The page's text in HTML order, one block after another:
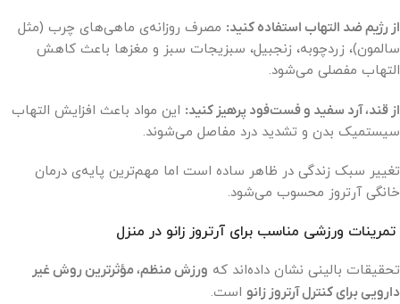
از رژیم ضد التهاب استفاده کنید: مصرف روزانه‌ی ماهی‌های چرب (مثل
سالمون)، زردچوبه، زنجبیل، سبزیجات سبز و مغزها باعث کاهش
التهاب مفصلی می‌شود.
از قند، آرد سفید و فست‌فود پرهیز کنید: این مواد باعث افزایش التهاب
سیستمیک بدن و تشدید درد مفاصل می‌شوند.
تغییر سبک زندگی در ظاهر ساده است اما مهم‌ترین پایه‌ی درمان
خانگی آرتروز محسوب می‌شود.
تمرینات ورزشی مناسب برای آرتروز زانو در منزل
تحقیقات بالینی نشان داده‌اند که ورزش منظم، مؤثرترین روش غیر
دارویی برای کنترل آرتروز زانو است.